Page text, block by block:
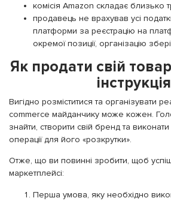
комісія Amazon складає близько
продавець не врахував усі
платформи за реєстрацію на
окремої позиції, організацію
Як продати свій
інструкція
Вигідно розміститися та організувати
commerce майданчику може кожен.
знайти, створити свій бренд та
операції для його «розкрутки».
Отже, що ви повинні зробити, щоб
маркетплейсі:
Перша умова, яку необхідно